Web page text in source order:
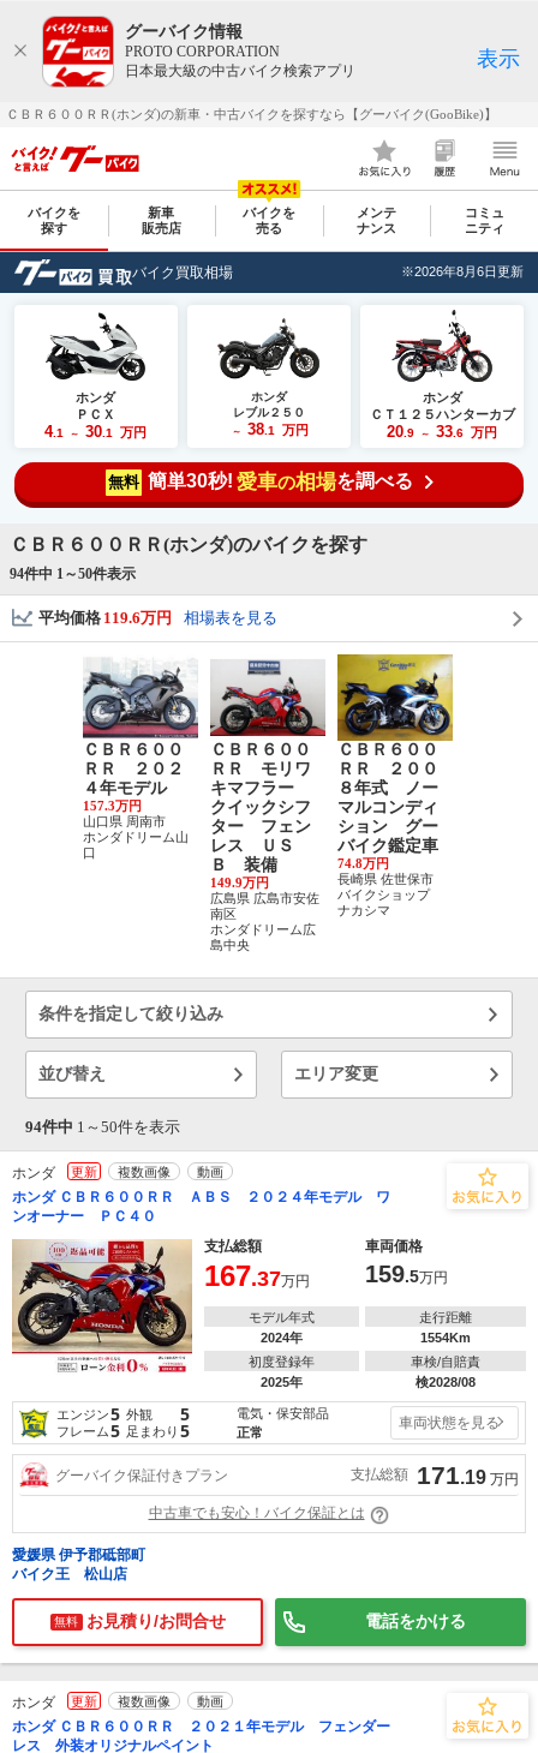
グーバイク情報
PROTO CORPORATION
日本最大級の中古バイク検索アプリ
表示
ＣＢＲ６００ＲＲ(ホンダ)の新車・中古バイクを探すなら【グーバイク(GooBike)】
バイクを
探す
新車
販売店
バイクを
売る
メンテ
ナンス
コミュ
ニティ
バイク買取相場 ※2026年8月6日更新
ホンダ
ＰＣＸ
4.1 ～ 30 .1 万円
ホンダ
レブル２５０
～ 38.1 万円
ホンダ
ＣＴ１２５ハンターカブ
20 .9 ～ 33 .6 万円
無料 簡単30秒! 愛車の相場を調べる
ＣＢＲ６００ＲＲ(ホンダ)のバイクを探す
94件中 1～50件表示
平均価格 119.6万円 相場表を見る
ＣＢＲ６００
ＲＲ ２０２
４年モデル
157.3万円
山口県 周南市
ホンダドリーム山
口
ＣＢＲ６００
ＲＲ モリワ
キマフラー
クイックシフ
ター フェン
レス ＵＳ
Ｂ 装備
149.9万円
広島県 広島市安佐
南区
ホンダドリーム広
島中央
ＣＢＲ６００
ＲＲ ２００
８年式 ノー
マルコンディ
ション グー
バイク鑑定車
74.8万円
長崎県 佐世保市
バイクショップ
ナカシマ
条件を指定して絞り込み
並び替え エリア変更
94件中 1～ 50件を表示
ホンダ 更新 複数画像 動画
ホンダ ＣＢＲ６００ＲＲ ＡＢＳ ２０２４年モデル ワ
ンオーナー ＰＣ４０
支払総額
車両価格
167.37万円 159.5万円
モデル年式
2024年
走行距離
1554Km
初度登録年
2025年
車検/自賠責
検2028/08
エンジン5 外観 5
フレーム5 足まわり 5
電気・保安部品
正常
車両状態を見る
グーバイク保証付きプラン 支払総額 171.19 万円
中古車でも安心！バイク保証とは
愛媛県 伊予郡砥部町
バイク王 松山店
無料 お見積り/お問合せ 電話をかける
ホンダ 更新 複数画像 動画
ホンダ ＣＢＲ６００ＲＲ ２０２１年モデル フェンダー
レス 外装オリジナルペイント